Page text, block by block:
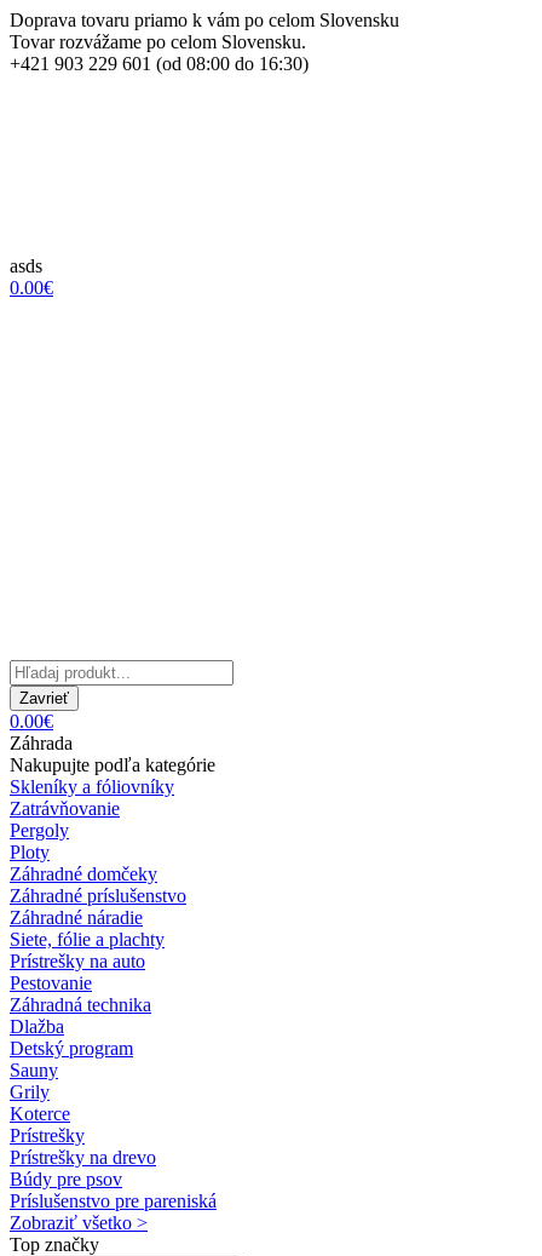
Doprava tovaru priamo k vám po celom Slovensku
Tovar rozvážame po celom Slovensku.
+421 903 229 601 (od 08:00 do 16:30)
asds
0.00€
Zavrieť
0.00€
Záhrada
Nakupujte podľa kategórie
Skleníky a fóliovníky
Zatrávňovanie
Pergoly
Ploty
Záhradné domčeky
Záhradné príslušenstvo
Záhradné náradie
Siete, fólie a plachty
Prístrešky na auto
Pestovanie
Záhradná technika
Dlažba
Detský program
Sauny
Grily
Koterce
Prístrešky
Prístrešky na drevo
Búdy pre psov
Príslušenstvo pre pareniská
Zobraziť všetko >
Top značky